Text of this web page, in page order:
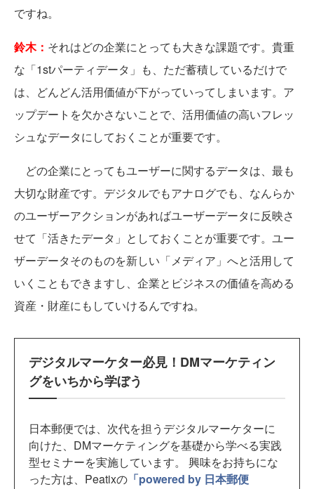
ですね。
鈴木： それはどの企業にとっても大きな課題です。貴重
な「1stパーティデータ」も、ただ蓄積しているだけで
は、どんどん活用価値が下がっていってしまいます。ア
ップデートを欠かさないことで、活用価値の高いフレッ
シュなデータにしておくことが重要です。
どの企業にとってもユーザーに関するデータは、最も
大切な財産です。デジタルでもアナログでも、なんらか
のユーザーアクションがあればユーザーデータに反映さ
せて「活きたデータ」としておくことが重要です。ユー
ザーデータそのものを新しい「メディア」へと活用して
いくこともできますし、企業とビジネスの価値を高める
資産・財産にもしていけるんですね。
デジタルマーケター必見！DMマーケティン
グをいちから学ぼう
日本郵便では、次代を担うデジタルマーケターに
向けた、DMマーケティングを基礎から学べる実践
型セミナーを実施しています。 興味をお持ちにな
った方は、Peatixの 「powered by 日本郵便